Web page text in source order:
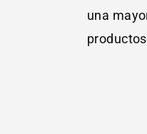
una